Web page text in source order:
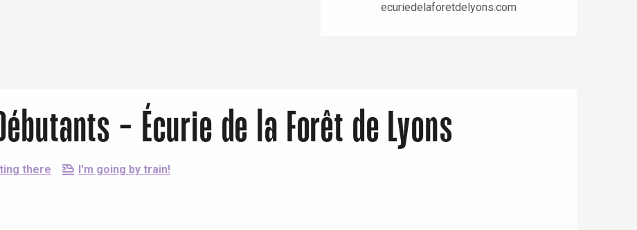
ecuriedelaforetdelyons.com
- Écurie de la Forêt de Lyons
there I'm going by train!